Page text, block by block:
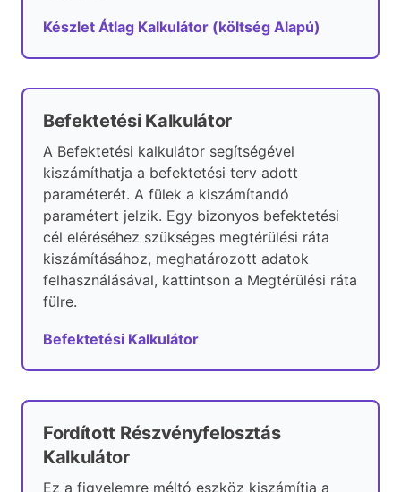
Készlet Átlag Kalkulátor (költség Alapú)
Befektetési Kalkulátor
A Befektetési kalkulátor segítségével
kiszámíthatja a befektetési terv adott
paraméterét. A fülek a kiszámítandó
paramétert jelzik. Egy bizonyos befektetési
cél eléréséhez szükséges megtérülési ráta
kiszámításához, meghatározott adatok
felhasználásával, kattintson a Megtérülési ráta
fülre.
Befektetési Kalkulátor
Fordított Részvényfelosztás
Kalkulátor
Ez a figyelemre méltó eszköz kiszámítja a